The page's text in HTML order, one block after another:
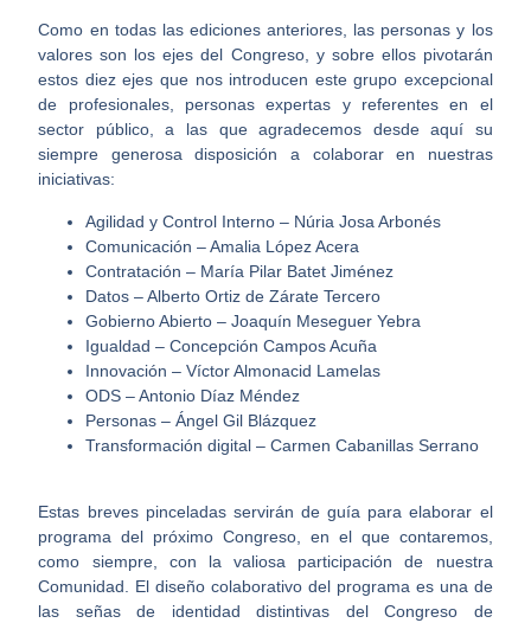
Como en todas las ediciones anteriores, las personas y los
valores son los ejes del Congreso, y sobre ellos pivotarán
estos diez ejes que nos introducen este grupo excepcional
de profesionales, personas expertas y referentes en el
sector público, a las que agradecemos desde aquí su
siempre generosa disposición a colaborar en nuestras
iniciativas:
Agilidad y Control Interno – Núria Josa Arbonés
Comunicación – Amalia López Acera
Contratación – María Pilar Batet Jiménez
Datos – Alberto Ortiz de Zárate Tercero
Gobierno Abierto – Joaquín Meseguer Yebra
Igualdad – Concepción Campos Acuña
Innovación – Víctor Almonacid Lamelas
ODS – Antonio Díaz Méndez
Personas – Ángel Gil Blázquez
Transformación digital – Carmen Cabanillas Serrano
Estas breves pinceladas servirán de guía para elaborar el
programa del próximo Congreso, en el que contaremos,
como siempre, con la valiosa participación de nuestra
Comunidad. El diseño colaborativo del programa es una de
las señas de identidad distintivas del Congreso de